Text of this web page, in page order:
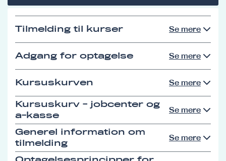
Tilmelding til kurser Se mere
Adgang for optagelse Se mere
Kursuskurven Se mere
Kursuskurv - jobcenter og
a-kasse
Se mere
Generel information om
tilmelding
Se mere